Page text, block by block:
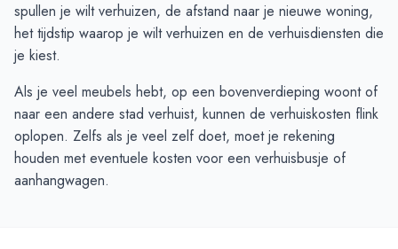
spullen je wilt verhuizen, de afstand naar je nieuwe woning,
het tijdstip waarop je wilt verhuizen en de verhuisdiensten die
je kiest.
Als je veel meubels hebt, op een bovenverdieping woont of
naar een andere stad verhuist, kunnen de verhuiskosten flink
oplopen. Zelfs als je veel zelf doet, moet je rekening
houden met eventuele kosten voor een verhuisbusje of
aanhangwagen.